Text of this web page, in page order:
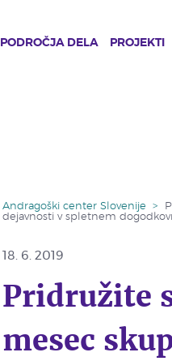
PODROČJA DELA PROJEKTI
Andragoški center Slovenije >
dejavnosti v spletnem
18. 6. 2019
Pridružite
mesec